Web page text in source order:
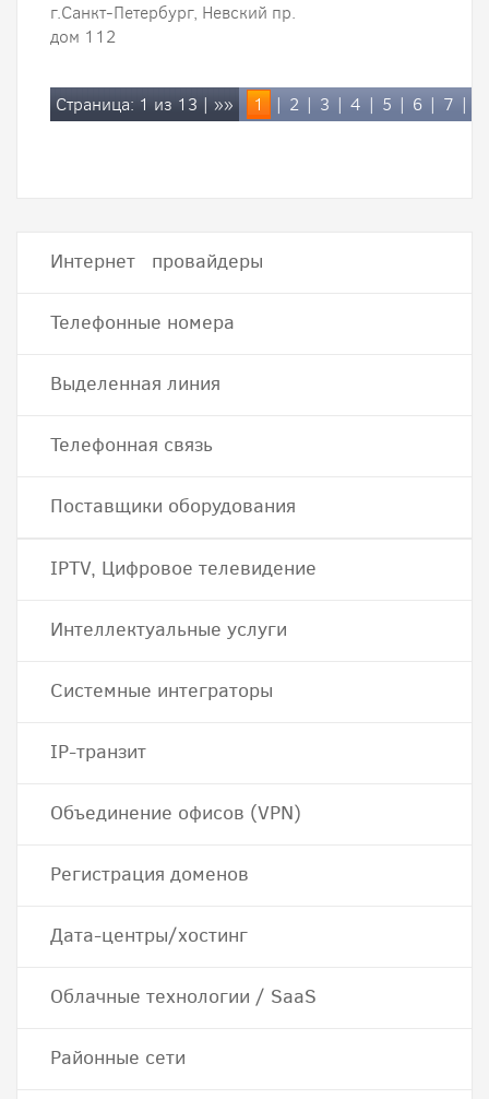
г.Санкт-Петербург, Невский пр.
дом 112
Страница: 1 из 13 | »» 1 | 2 | 3 | 4 | 5 | 6 | 7 |
Интернет провайдеры
Телефонные номера
Выделенная линия
Телефонная связь
Поставщики оборудования
IPTV, Цифровое телевидение
Интеллектуальные услуги
Системные интеграторы
IP-транзит
Объединение офисов (VPN)
Регистрация доменов
Дата-центры/хостинг
Облачные технологии / SaaS
Районные сети